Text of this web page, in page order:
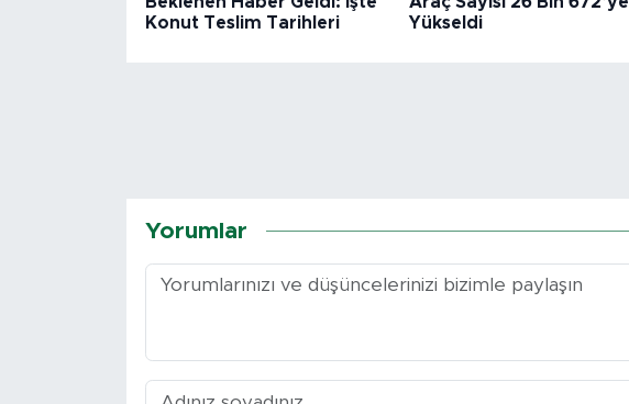
Konut Teslim Tarihleri
Yükseldi
Yorumlar